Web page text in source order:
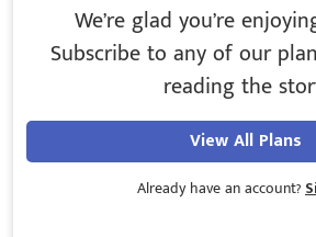
We’re glad you’re
Subscribe to any of our
reading the
View All Plans
Already have an account?